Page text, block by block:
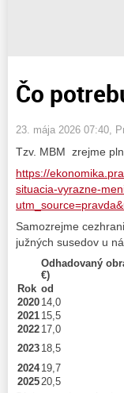
Čo
23. mája 2026 07:40 ,
Tzv. MBM zrejme
https://
situacia-vyrazne-
Samozrejme
južných susedov u
Odhadovaný
€)
Rok od
2020 14,0
2021 15,5
2022 17,0
2023 18,5
2024 19,7
2025 20,5